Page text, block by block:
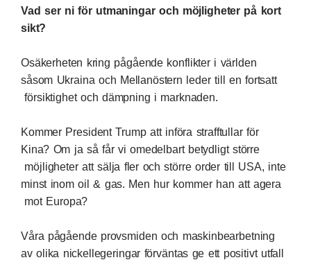
Vad ser ni för utmaningar och möjligheter på kort
sikt?
Osäkerheten kring pågående konflikter i världen
såsom Ukraina och Mellanöstern leder till en fortsatt
försiktighet och dämpning i marknaden.
Kommer President Trump att införa strafftullar för
Kina? Om ja så får vi omedelbart betydligt större
möjligheter att sälja fler och större order till USA, inte
minst inom oil & gas. Men hur kommer han att agera
mot Europa?
Våra pågående provsmiden och maskinbearbetning
av olika nickellegeringar förväntas ge ett positivt utfall